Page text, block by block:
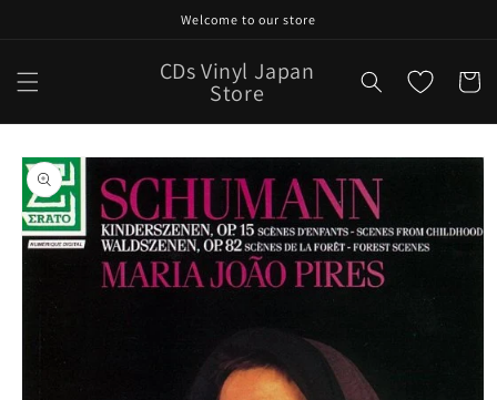
Welcome to our store
CDs Vinyl Japan
Store Cart
Skip to
product
information